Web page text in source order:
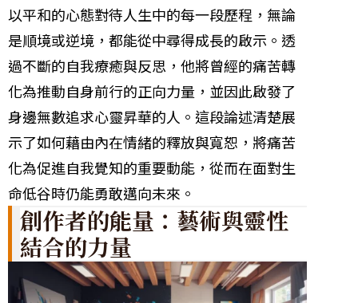
以平和的心態對待人生中的每一段歷程，無論
是順境或逆境，都能從中尋得成長的啟示。透
過不斷的自我療癒與反思，他將曾經的痛苦轉
化為推動自身前行的正向力量，並因此啟發了
身邊無數追求心靈昇華的人。這段論述清楚展
示了如何藉由內在情緒的釋放與寬恕，將痛苦
化為促進自我覺知的重要動能，從而在面對生
命低谷時仍能勇敢邁向未來。
創作者的能量：藝術與靈性
結合的力量